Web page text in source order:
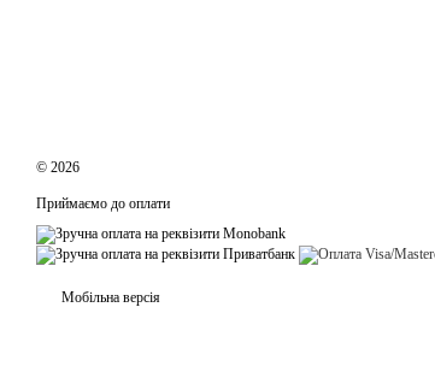
© 2026
Приймаємо до оплати
Мобільна версія